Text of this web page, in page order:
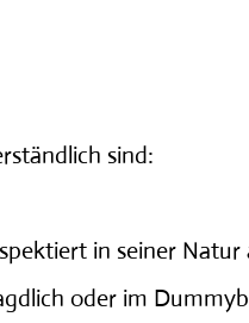
sind:
in seiner Natur
oder im